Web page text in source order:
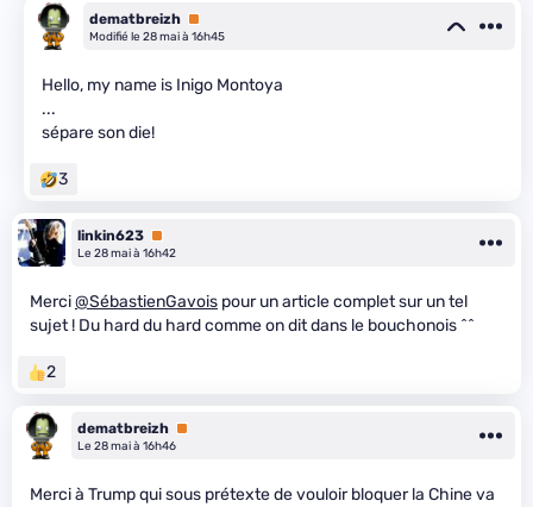
dematbreizh Premium
Modifié le 28 mai à 16h45
Hello, my name is Inigo Montoya
...
sépare son die!
3
linkin623 Premium
Le 28 mai à 16h42
Merci@SébastienGavois pour un article complet sur un tel
sujet ! Du hard du hard comme on dit dans le bouchonois ^^
2
dematbreizh Premium
Le 28 mai à 16h46
Merci à Trump qui sous prétexte de vouloir bloquer la Chine va